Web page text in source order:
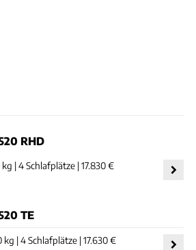
RHD
| 4 Schlafplätze | 17.830 €
TE
| 4 Schlafplätze | 17.630 €